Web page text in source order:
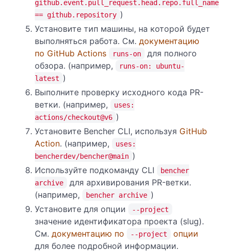
github.event.pull_request.head.repo.full_name
== github.repository )
Установите тип машины, на которой будет
выполняться работа. См. документацию
по GitHub Actions
runs-on
для полного
обзора. (например,
runs-on: ubuntu-
latest )
Выполните проверку исходного кода PR-
ветки. (например,
uses:
actions/checkout@v6 )
Установите Bencher CLI, используя GitHub
Action. (например,
uses:
bencherdev/bencher@main )
Используйте подкоманду CLI
bencher
archive
для архивирования PR-ветки.
(например,
bencher archive )
Установите для опции
--project
значение идентификатора проекта (slug).
См. документацию по --project
опции
для более подробной информации.